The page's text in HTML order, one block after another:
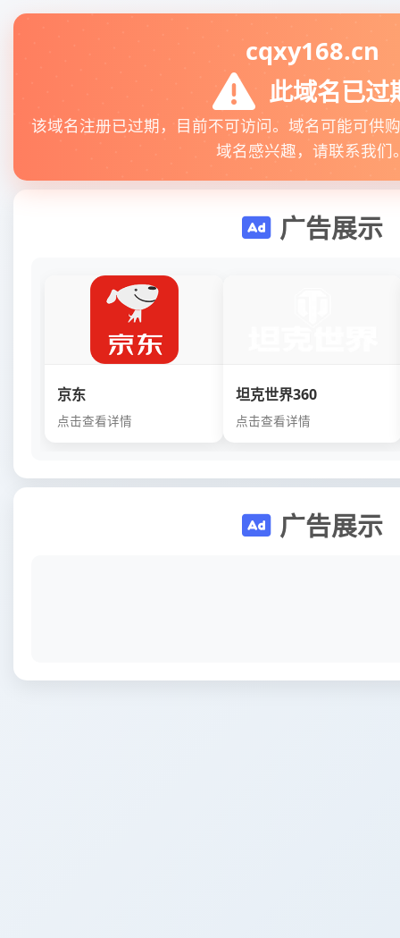
cqxy168.cn
此域名已过
该域名注册已过期，目前不可访问。域名可能可供
域名感兴趣，请联系我们
广告展示
京东
点击查看详情
坦克世界360
点击查看详情
广告展示